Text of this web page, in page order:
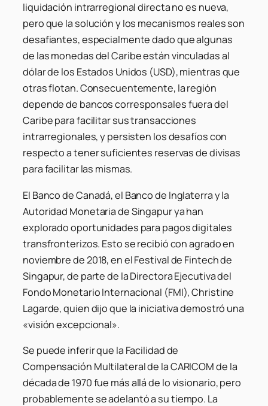
liquidación intrarregional directa no es nueva,
pero que la solución y los mecanismos reales son
desafiantes, especialmente dado que algunas
de las monedas del Caribe están vinculadas al
dólar de los Estados Unidos (USD), mientras que
otras flotan. Consecuentemente, la región
depende de bancos corresponsales fuera del
Caribe para facilitar sus transacciones
intrarregionales, y persisten los desafíos con
respecto a tener suficientes reservas de divisas
para facilitar las mismas.
El Banco de Canadá, el Banco de Inglaterra y la
Autoridad Monetaria de Singapur ya han
explorado oportunidades para pagos digitales
transfronterizos. Esto se recibió con agrado en
noviembre de 2018, en el Festival de Fintech de
Singapur, de parte de la Directora Ejecutiva del
Fondo Monetario Internacional (FMI), Christine
Lagarde, quien dijo que la iniciativa demostró una
«visión excepcional».
Se puede inferir que la Facilidad de
Compensación Multilateral de la CARICOM de la
década de 1970 fue más allá de lo visionario, pero
probablemente se adelantó a su tiempo. La